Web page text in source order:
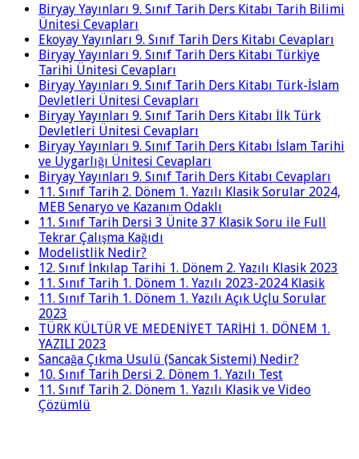
Biryay Yayınları 9. Sınıf Tarih Ders Kitabı Tarih Bilimi
Ünitesi Cevapları
Ekoyay Yayınları 9. Sınıf Tarih Ders Kitabı Cevapları
Biryay Yayınları 9. Sınıf Tarih Ders Kitabı Türkiye
Tarihi Ünitesi Cevapları
Biryay Yayınları 9. Sınıf Tarih Ders Kitabı Türk-İslam
Devletleri Ünitesi Cevapları
Biryay Yayınları 9. Sınıf Tarih Ders Kitabı İlk Türk
Devletleri Ünitesi Cevapları
Biryay Yayınları 9. Sınıf Tarih Ders Kitabı İslam Tarihi
ve Uygarlığı Ünitesi Cevapları
Biryay Yayınları 9. Sınıf Tarih Ders Kitabı Cevapları
11. Sınıf Tarih 2. Dönem 1. Yazılı Klasik Sorular 2024,
MEB Senaryo ve Kazanım Odaklı
11. Sınıf Tarih Dersi 3 Ünite 37 Klasik Soru ile Full
Tekrar Çalışma Kağıdı
Modelistlik Nedir?
12. Sınıf İnkılap Tarihi 1. Dönem 2. Yazılı Klasik 2023
11. Sınıf Tarih 1. Dönem 1. Yazılı 2023-2024 Klasik
11. Sınıf Tarih 1. Dönem 1. Yazılı Açık Uçlu Sorular
2023
TÜRK KÜLTÜR VE MEDENİYET TARİHİ 1. DÖNEM 1.
YAZILI 2023
Sancağa Çıkma Usulü (Sancak Sistemi) Nedir?
10. Sınıf Tarih Dersi 2. Dönem 1. Yazılı Test
11. Sınıf Tarih 2. Dönem 1. Yazılı Klasik ve Video
Çözümlü